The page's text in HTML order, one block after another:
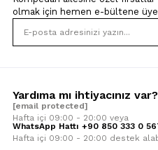
olmak için hemen e-bültene
Yardıma mı ihtiyacınız var?
[email protected]
Hafta içi 09:00 - 20:00 veya
WhatsApp Hattı +90 850 333 0
Hafta içi 09:00 - 20:00 destek